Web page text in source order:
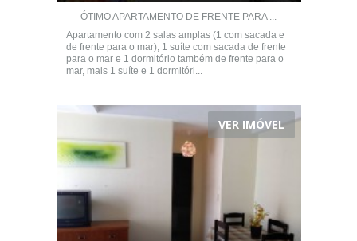
ÓTIMO APARTAMENTO DE FRENTE PARA ...
Apartamento com 2 salas amplas (1 com sacada e
de frente para o mar), 1 suíte com sacada de frente
para o mar e 1 dormitório também de frente para o
mar, mais 1 suíte e 1 dormitóri...
VER IMÓVEL